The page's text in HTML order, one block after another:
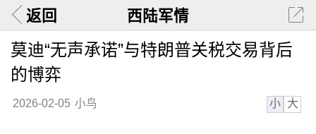
返回 西陆军情
莫迪“无声承诺”与特朗普关税交易背后
的博弈
2026-02-05 小鸟 小 大